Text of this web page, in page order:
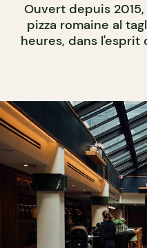
Ouvert depuis
pizza romaine al
heures, dans l'esprit